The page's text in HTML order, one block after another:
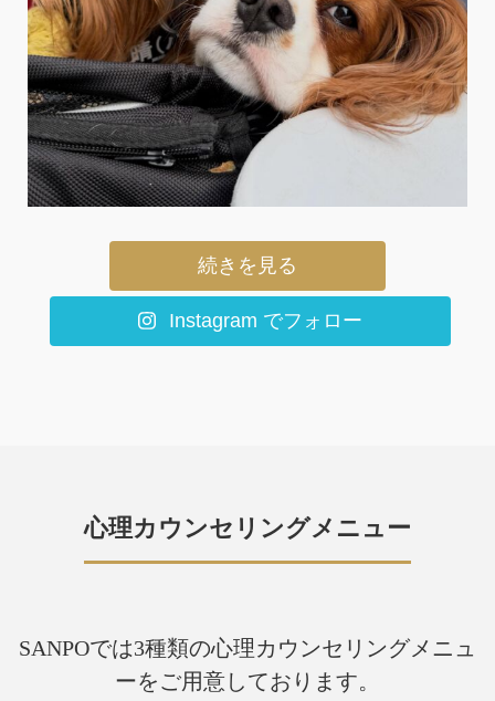
続きを見る
Instagram でフォロー
心理カウンセリングメニュー
SANPOでは3種類の心理カウンセリングメニュ
ーをご用意しております。